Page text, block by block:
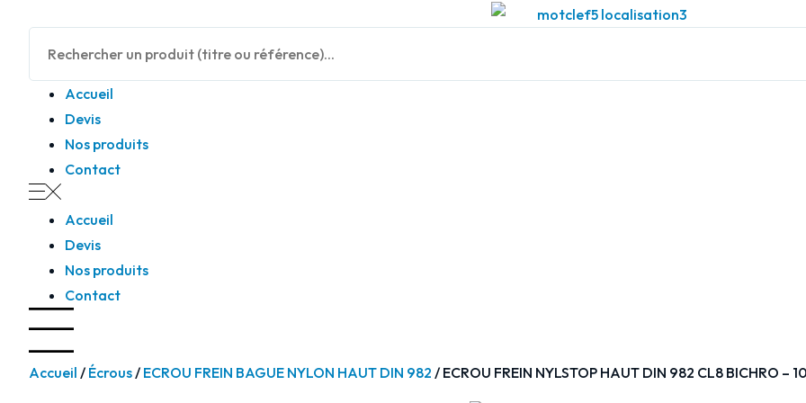
Accueil
Devis
Nos produits
Contact
Accueil
Devis
Nos produits
Contact
Accueil / Écrous/ ECROU FREIN BAGUE NYLON HAUT DIN 982 / ECROU FREIN NYLSTOP HAUT DIN 982 CL8 BICHRO –